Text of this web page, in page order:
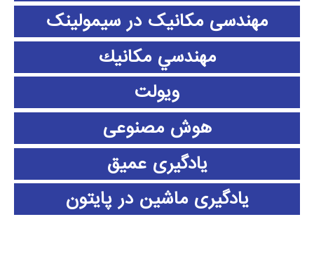
مهندسی مکانیک در سیمولینک
مهندسي مكانيك
ویولت
هوش مصنوعی
یادگیری عمیق
یادگیری ماشین در پایتون